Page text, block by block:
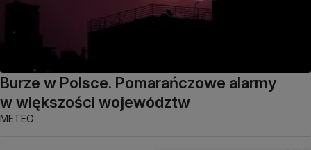
Burze w Polsce. Pomarańczowe alarmy
w większości województw
METEO